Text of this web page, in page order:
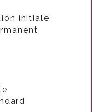
initiale